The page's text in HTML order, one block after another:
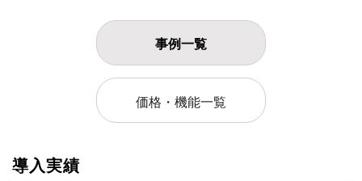
事例一覧
価格・機能一覧
導入実績